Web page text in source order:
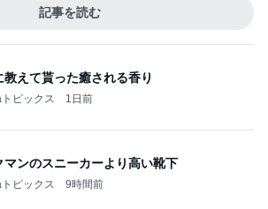
記事を読む
教えて貰った癒される香り
ピックス 1日前
マンのスニーカーより高い靴下
ピックス 9時間前